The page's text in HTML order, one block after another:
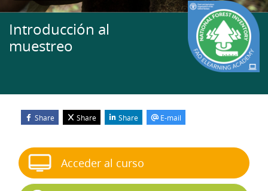
Introducción al
muestreo
Share Share Share E-mail
Acceder al curso